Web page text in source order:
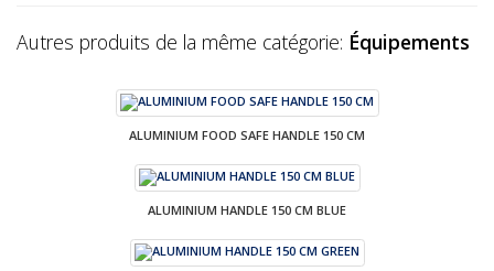
Autres produits de la même catégorie: Équipements
ALUMINIUM FOOD SAFE HANDLE 150 CM
ALUMINIUM HANDLE 150 CM BLUE